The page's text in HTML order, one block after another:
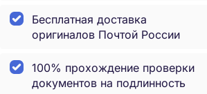
Бесплатная доставка
оригиналов Почтой России
100% прохождение проверки
документов на подлинность